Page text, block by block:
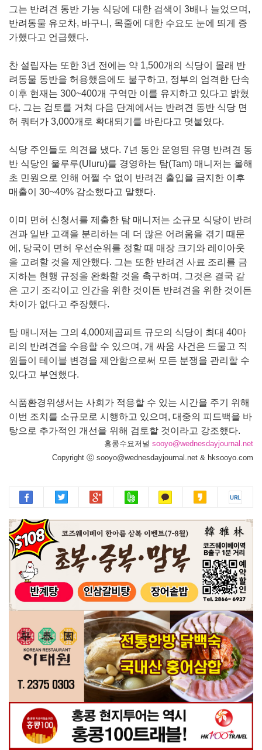
그는 반려견 동반 가능 식당에 대한 검색이 3배나 늘었으며,
반려동물 유모차, 바구니, 목줄에 대한 수요도 눈에 띄게 증
가했다고 언급했다.
찬 설립자는 또한 3년 전에는 약 1,500개의 식당이 몰래 반
려동물 동반을 허용했음에도 불구하고, 정부의 엄격한 단속
이후 현재는 300~400개 구역만 이를 유지하고 있다고 밝혔
다. 그는 검토를 거쳐 다음 단계에서는 반려견 동반 식당 면
허 쿼터가 3,000개로 확대되기를 바란다고 덧붙였다.
식당 주인들도 의견을 냈다. 7년 동안 운영된 유명 반려견 동
반 식당인 울루루(Uluru)를 경영하는 탐(Tam) 매니저는 올해
초 민원으로 인해 어쩔 수 없이 반려견 출입을 금지한 이후
매출이 30~40% 감소했다고 말했다.
이미 면허 신청서를 제출한 탐 매니저는 소규모 식당이 반려
견과 일반 고객을 분리하는 데 더 많은 어려움을 겪기 때문
에, 당국이 면허 우선순위를 정할 때 매장 크기와 레이아웃
을 고려할 것을 제안했다. 그는 또한 반려견 사료 조리를 금
지하는 현행 규정을 완화할 것을 촉구하며, 그것은 결국 같
은 고기 조각이고 인간을 위한 것이든 반려견을 위한 것이든
차이가 없다고 주장했다.
탐 매니저는 그의 4,000제곱피트 규모의 식당이 최대 40마
리의 반려견을 수용할 수 있으며, 개 싸움 사건은 드물고 직
원들이 테이블 변경을 제안함으로써 모든 분쟁을 관리할 수
있다고 부연했다.
식품환경위생서는 사회가 적응할 수 있는 시간을 주기 위해
이번 조치를 소규모로 시행하고 있으며, 대중의 피드백을 바
탕으로 추가적인 개선을 위해 검토할 것이라고 강조했다.
홍콩수요저널 sooyo@wednesdayjournal.net
Copyright ⓒ sooyo@wednesdayjournal.net & hksooyo.com